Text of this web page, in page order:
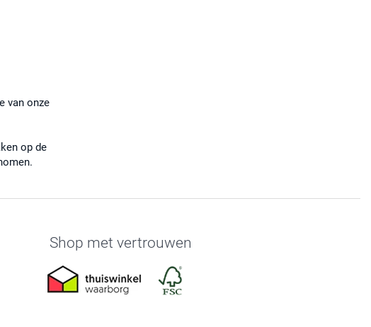
van onze
op de
Shop met vertrouwen